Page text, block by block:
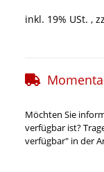
inkl. 19% USt. ,
Möchten Sie
verfügbar ist?
verfügbar" in der